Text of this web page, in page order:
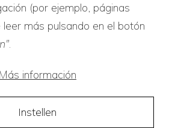
(por ejemplo, páginas
más pulsando en el botón
.
Más información
Instellen